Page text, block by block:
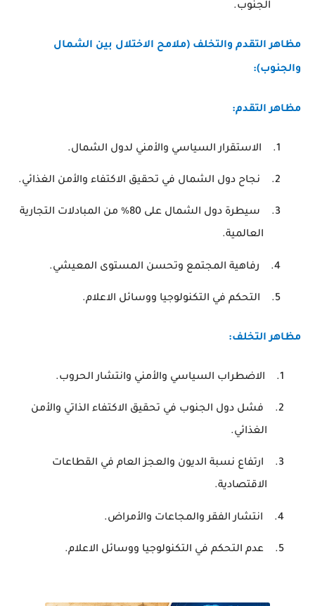
الجنوب.
مظاهر التقدم والتخلف (ملامح الاختلال بين الشمال
والجنوب):
مظاهر التقدم:
1. الاستقرار السياسي والأمني لدول الشمال.
2. نجاح دول الشمال في تحقيق الاكتفاء والأمن الغذائي.
3.
سيطرة دول الشمال على 80% من المبادلات التجارية
العالمية.
4. رفاهية المجتمع وتحسن المستوى المعيشي.
5. التحكم في التكنولوجيا ووسائل الاعلام.
مظاهر التخلف:
1. الاضطراب السياسي والأمني وانتشار الحروب.
2.
فشل دول الجنوب في تحقيق الاكتفاء الذاتي والأمن
الغذائي.
3.
ارتفاع نسبة الديون والعجز العام في القطاعات
الاقتصادية.
4. انتشار الفقر والمجاعات والأمراض.
5. عدم التحكم في التكنولوجيا ووسائل الاعلام.